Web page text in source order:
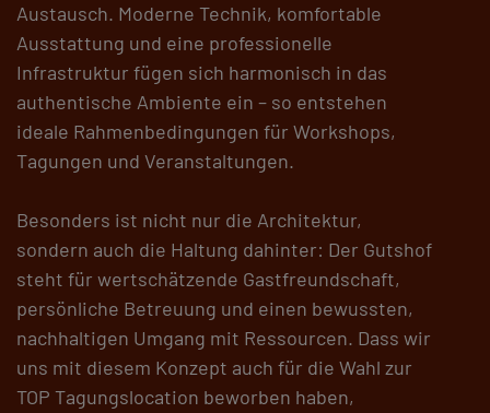
Austausch. Moderne Technik, komfortable
Ausstattung und eine professionelle
Infrastruktur fügen sich harmonisch in das
authentische Ambiente ein – so entstehen
ideale Rahmenbedingungen für Workshops,
Tagungen und Veranstaltungen.
Besonders ist nicht nur die Architektur,
sondern auch die Haltung dahinter: Der Gutshof
steht für wertschätzende Gastfreundschaft,
persönliche Betreuung und einen bewussten,
nachhaltigen Umgang mit Ressourcen. Dass wir
uns mit diesem Konzept auch für die Wahl zur
TOP Tagungslocation beworben haben,